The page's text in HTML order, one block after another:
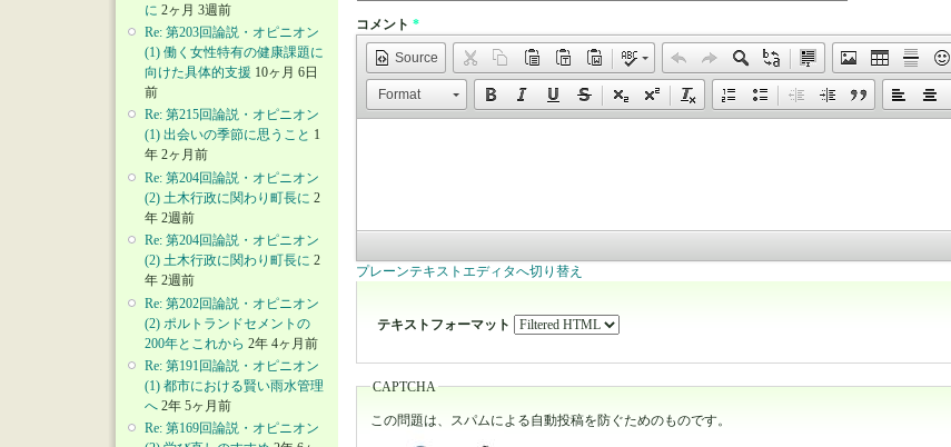
に 2ヶ月 3週前
Re: 第203回論説・オピニオン
(1) 働く女性特有の健康課題に
向けた具体的支援 10ヶ月 6日
前
Re: 第215回論説・オピニオン
(1) 出会いの季節に思うこと 1
年 2ヶ月前
Re: 第204回論説・オピニオン
(2) 土木行政に関わり町長に 2
年 2週前
Re: 第204回論説・オピニオン
(2) 土木行政に関わり町長に 2
年 2週前
Re: 第202回論説・オピニオン
(2) ポルトランドセメントの
200年とこれから 2年 4ヶ月前
Re: 第191回論説・オピニオン
(1) 都市における賢い雨水管理
へ 2年 5ヶ月前
Re: 第169回論説・オピニオン
コメント *
Source
Format
プレーンテキストエディタへ切り替え
テキストフォーマット
CAPTCHA
この問題は、スパムによる自動投稿を防ぐためのものです。